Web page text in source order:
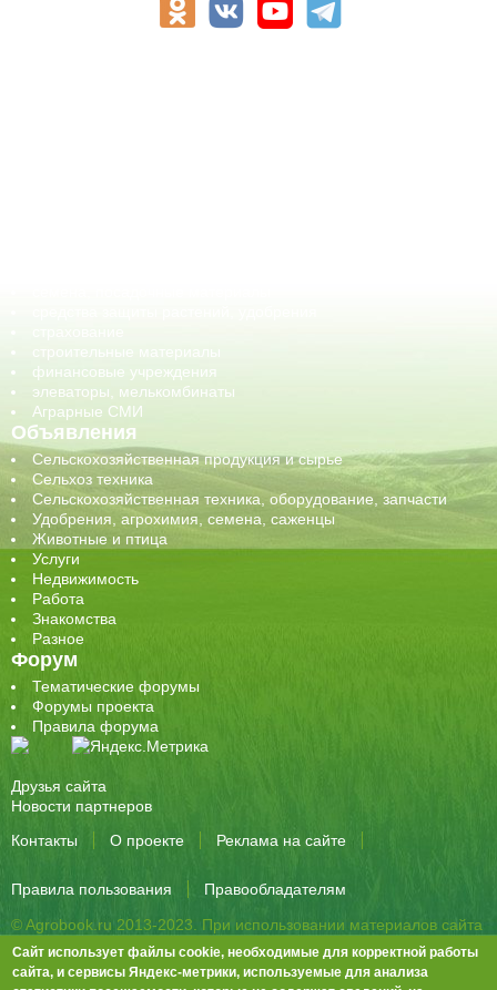
строительные материалы
финансовые учреждения
элеваторы, мелькомбинаты
Аграрные СМИ
Объявления
Сельскохозяйственная продукция и сырье
Сельхоз техника
Сельскохозяйственная техника, оборудование, запчасти
Удобрения, агрохимия, семена, саженцы
Животные и птица
Услуги
Недвижимость
Работа
Знакомства
Разное
Форум
Тематические форумы
Форумы проекта
Правила форума
Друзья сайта
Новости партнеров
Контакты
О проекте Реклама на сайте
Правила пользования
Правообладателям
© Agrobook.ru 2013-2023. При использовании материалов сайта
активная ссылка на публикацию обязательна.
344000, Ростов-на-Дону, ул. Города Волос, д.6, 8 этаж, офис 803
Сайт использует файлы cookie, необходимые для корректной работы
сайта, и сервисы Яндекс-метрики, используемые для анализа